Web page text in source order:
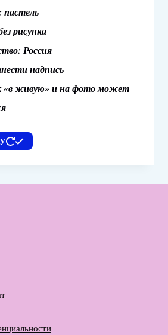
рисунка
Россия
надпись
«в живую» и на фото может